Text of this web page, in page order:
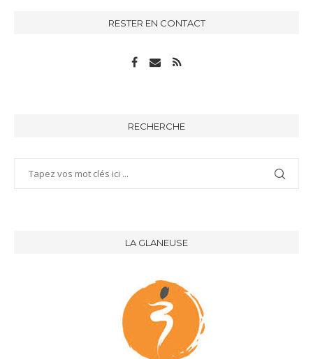
RESTER EN CONTACT
RECHERCHE
LA GLANEUSE